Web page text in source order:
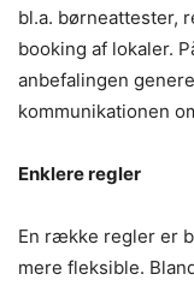
bl.a. børneattester,
booking af lokaler.
anbefalingen
kommunikationen
Enklere regler
En række regler er
mere fleksible.